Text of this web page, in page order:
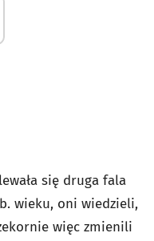
się druga fala
wieku, oni wiedzieli,
więc zmienili